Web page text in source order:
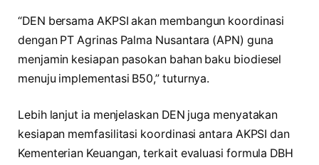
“DEN bersama AKPSI akan membangun koordinasi
dengan PT Agrinas Palma Nusantara (APN) guna
menjamin kesiapan pasokan bahan baku biodiesel
menuju implementasi B50,” tuturnya.
Lebih lanjut ia menjelaskan DEN juga menyatakan
kesiapan memfasilitasi koordinasi antara AKPSI dan
Kementerian Keuangan, terkait evaluasi formula DBH